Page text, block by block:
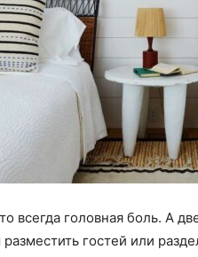
всегда головная боль. А
гостей или